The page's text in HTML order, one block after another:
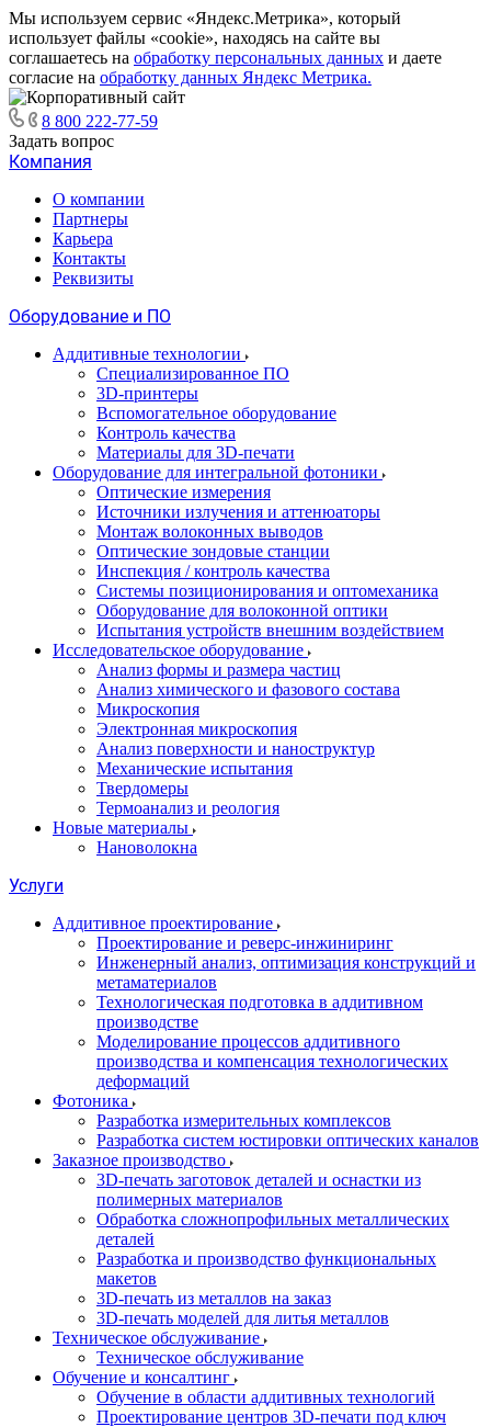
Мы используем сервис «Яндекс.Метрика», который
использует файлы «cookie», находясь на сайте вы
соглашаетесь на обработку персональных данных и даете
согласие на обработку данных Яндекс Метрика.
8 800 222-77-59
Задать вопрос
Компания
О компании
Партнеры
Карьера
Контакты
Реквизиты
Оборудование и ПО
Аддитивные технологии
Специализированное ПО
3D-принтеры
Вспомогательное оборудование
Контроль качества
Материалы для 3D-печати
Оборудование для интегральной фотоники
Оптические измерения
Источники излучения и аттенюаторы
Монтаж волоконных выводов
Оптические зондовые станции
Инспекция / контроль качества
Системы позиционирования и оптомеханика
Оборудование для волоконной оптики
Испытания устройств внешним воздействием
Исследовательское оборудование
Анализ формы и размера частиц
Анализ химического и фазового состава
Микроскопия
Электронная микроскопия
Анализ поверхности и наноструктур
Механические испытания
Твердомеры
Термоанализ и реология
Новые материалы
Нановолокна
Услуги
Аддитивное проектирование
Проектирование и реверс-инжиниринг
Инженерный анализ, оптимизация конструкций и
метаматериалов
Технологическая подготовка в аддитивном
производстве
Моделирование процессов аддитивного
производства и компенсация технологических
деформаций
Фотоника
Разработка измерительных комплексов
Разработка систем юстировки оптических каналов
Заказное производство
3D-печать заготовок деталей и оснастки из
полимерных материалов
Обработка сложнопрофильных металлических
деталей
Разработка и производство функциональных
макетов
3D-печать из металлов на заказ
3D-печать моделей для литья металлов
Техническое обслуживание
Техническое обслуживание
Обучение и консалтинг
Обучение в области аддитивных технологий
Проектирование центров 3D-печати под ключ